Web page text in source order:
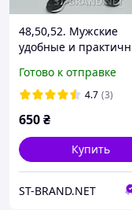
48,50,52. Мужские
удобные и
спортивные штаны -
(оливковые)
Готово к отправке
4.7 (3)
650₴
Купить
ST-BRAND.NET